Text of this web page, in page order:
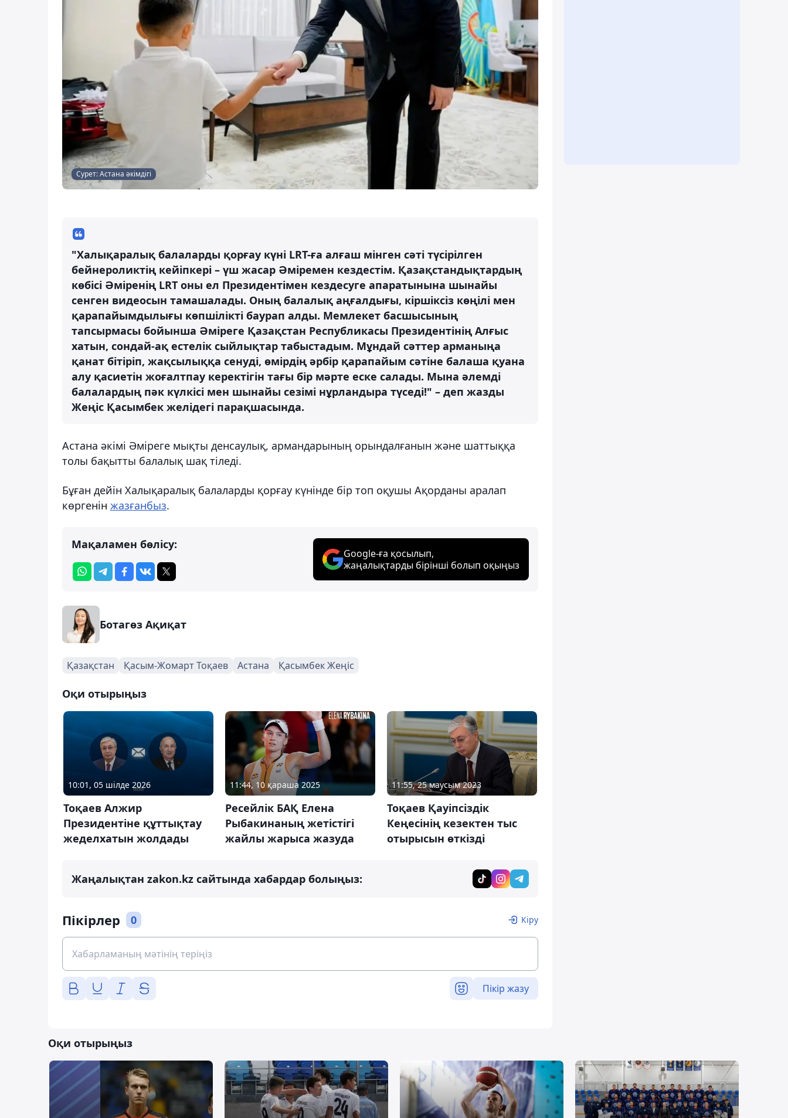
Сурет: Астана әкімдігі
"Халықаралық балаларды қорғау күні LRT-ға алғаш мінген сәті түсірілген
бейнероликтің кейіпкері – үш жасар Әміремен кездестім. Қазақстандықтардың
көбісі Әміренің LRT оны ел Президентімен кездесуге апаратынына шынайы
сенген видеосын тамашалады. Оның балалық аңғалдығы, кіршіксіз көңілі мен
қарапайымдылығы көпшілікті баурап алды. Мемлекет басшысының
тапсырмасы бойынша Әміреге Қазақстан Республикасы Президентінің Алғыс
хатын, сондай-ақ естелік сыйлықтар табыстадым. Мұндай сәттер арманыңа
қанат бітіріп, жақсылыққа сенуді, өмірдің әрбір қарапайым сәтіне балаша қуана
алу қасиетін жоғалтпау керектігін тағы бір мәрте еске салады. Мына әлемді
балалардың пәк күлкісі мен шынайы сезімі нұрландыра түседі!" – деп жазды
Жеңіс Қасымбек желідегі парақшасында.
Астана әкімі Әміреге мықты денсаулық, армандарының орындалғанын және шаттыққа
толы бақытты балалық шақ тіледі.
Бұған дейін Халықаралық балаларды қорғау күнінде бір топ оқушы Ақорданы аралап
көргенін жазғанбыз.
Мақаламен бөлісу:
Google-ға қосылып,
жаңалықтарды бірінші болып оқыңыз
Ботагөз Ақиқат
Қазақстан Қасым-Жомарт Тоқаев Астана Қасымбек Жеңіс
Оқи отырыңыз
10:01, 05 шілде 2026
Тоқаев Алжир
Президентіне құттықтау
жеделхатын жолдады
11:44, 10 қараша 2025
Ресейлік БАҚ Елена
Рыбакинаның жетістігі
жайлы жарыса жазуда
11:55, 25 маусым 2023
Тоқаев Қауіпсіздік
Кеңесінің кезектен тыс
отырысын өткізді
Жаңалықтан zakon.kz сайтында хабардар болыңыз:
Пікірлер 0 Кіру
Пікір жазу
Оқи отырыңыз